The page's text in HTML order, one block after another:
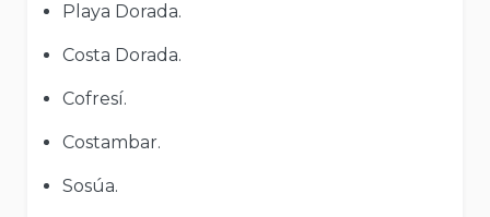
Playa Dorada.
Costa Dorada.
Cofresí.
Costambar.
Sosúa.